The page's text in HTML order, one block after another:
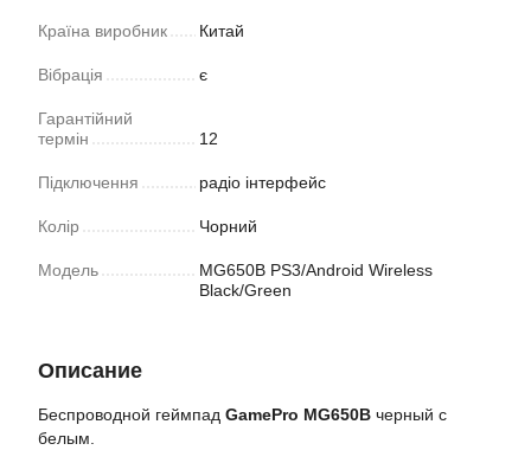
Країна виробник Китай
Вібрація є
Гарантійний
термін
12
Підключення радіо інтерфейс
Колір Чорний
Модель
MG650B PS3/Android Wireless
Black/Green
Описание
Беспроводной геймпад GamePro MG650B черный с
белым.